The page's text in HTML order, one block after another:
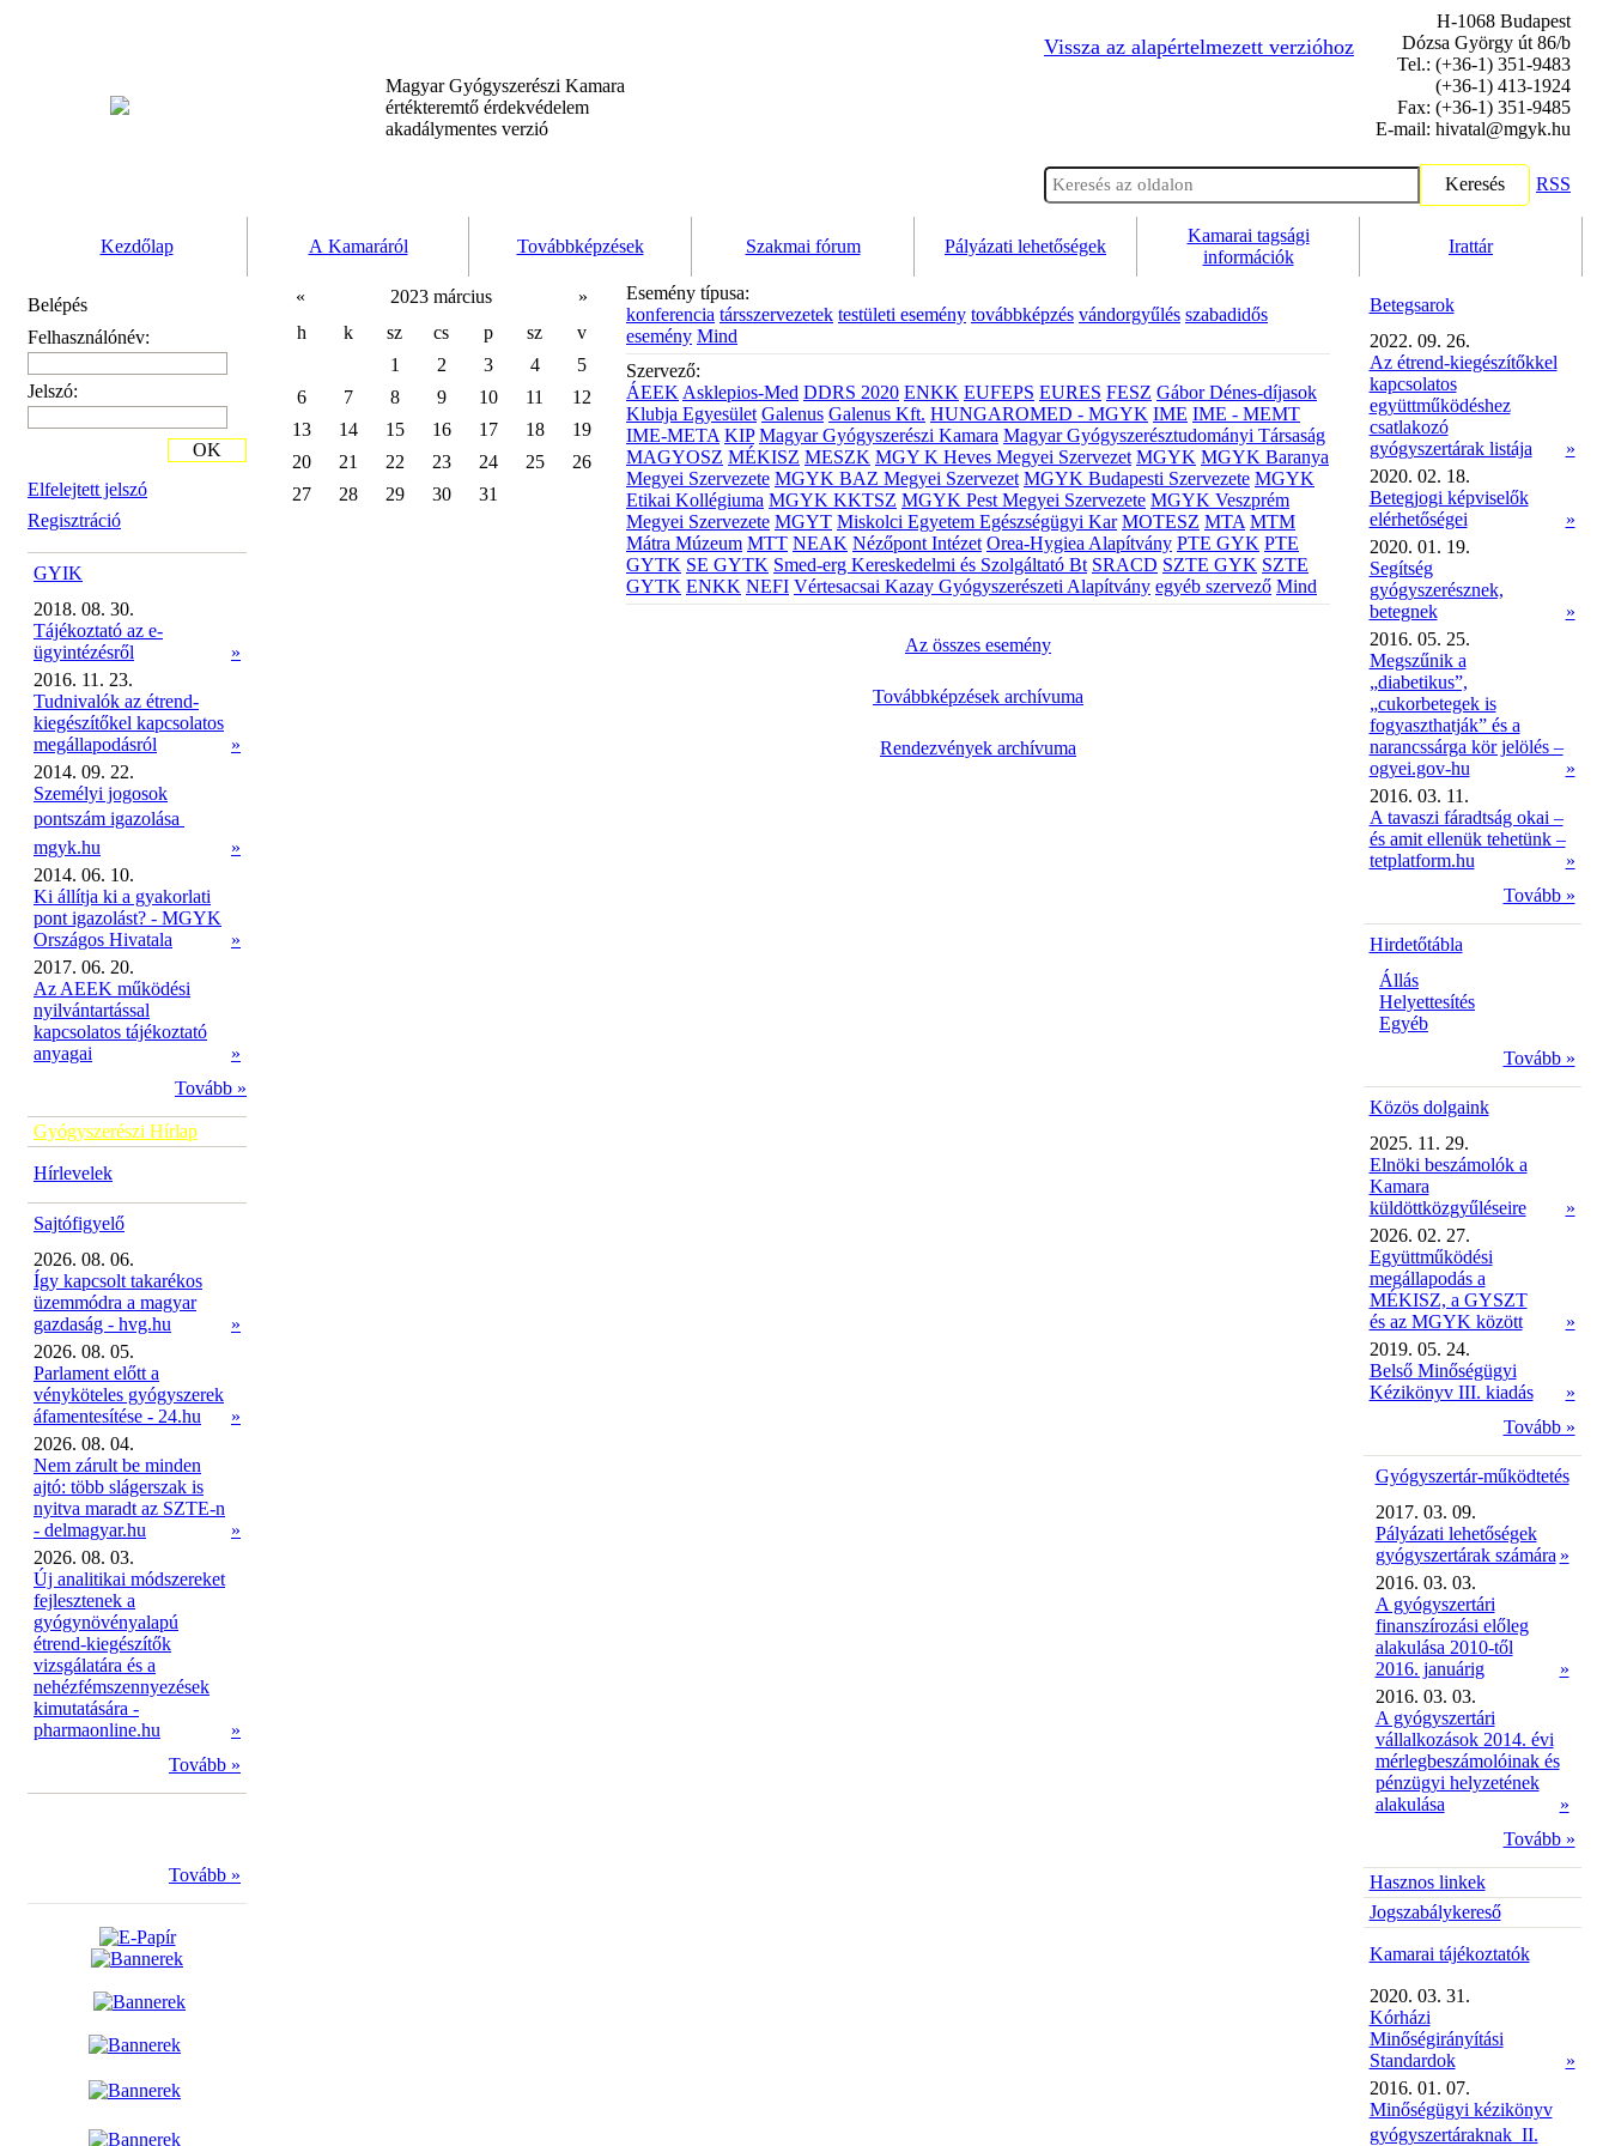
Magyar Gyógyszerészi Kamara
értékteremtő érdekvédelem
akadálymentes verzió
Vissza az alapértelmezett verzióhoz
H-1068 Budapest
Dózsa György út 86/b
Tel.: (+36-1) 351-9483
(+36-1) 413-1924
Fax: (+36-1) 351-9485
E-mail: hivatal@mgyk.hu
Keresés RSS
Kezdőlap A Kamaráról Továbbképzések Szakmai fórum Pályázati lehetőségek
Kamarai tagsági
információk
Irattár
Belépés
Felhasználónév:
Jelszó:
Elfelejtett jelszó
Regisztráció
OK
GYIK
2018. 08. 30.
Tájékoztató az e-
ügyintézésről
»
2016. 11. 23.
Tudnivalók az étrend-
kiegészítőkel kapcsolatos
megállapodásról
»
2014. 09. 22.
Személyi jogosok
pontszám igazolása 
mgyk.hu
»
2014. 06. 10.
Ki állítja ki a gyakorlati
pont igazolást? - MGYK
Országos Hivatala
»
2017. 06. 20.
Az AEEK működési
nyilvántartással
kapcsolatos tájékoztató
anyagai
»
Tovább »
Gyógyszerészi Hírlap
Hírlevelek
Sajtófigyelő
2026. 08. 06.
Így kapcsolt takarékos
üzemmódra a magyar
gazdaság - hvg.hu
»
2026. 08. 05.
Parlament előtt a
vényköteles gyógyszerek
áfamentesítése - 24.hu
»
2026. 08. 04.
Nem zárult be minden
ajtó: több slágerszak is
nyitva maradt az SZTE-n
- delmagyar.hu
»
2026. 08. 03.
Új analitikai módszereket
fejlesztenek a
gyógynövényalapú
étrend-kiegészítők
vizsgálatára és a
nehézfémszennyezések
kimutatására -
pharmaonline.hu
»
Tovább »
Tovább »
« 2023 március
»
h
k sz cs p sz
v
1
2 3 4
5
6
7 8 9 10 11
12
13
14 15 16 17 18
19
20
21 22 23 24 25
26
27
28 29 30 31
Esemény típusa:
konferencia társszervezetek testületi esemény továbbképzés vándorgyűlés szabadidős
esemény Mind
Szervező:
ÁEEK Asklepios-Med DDRS 2020 ENKK EUFEPS EURES FESZ Gábor Dénes-díjasok
Klubja Egyesület Galenus Galenus Kft. HUNGAROMED - MGYK IME IME - MEMT
IME-META KIP Magyar Gyógyszerészi Kamara Magyar Gyógyszerésztudományi Társaság
MAGYOSZ MÉKISZ MESZK MGY K Heves Megyei Szervezet MGYK MGYK Baranya
Megyei Szervezete MGYK BAZ Megyei Szervezet MGYK Budapesti Szervezete MGYK
Etikai Kollégiuma MGYK KKTSZ MGYK Pest Megyei Szervezete MGYK Veszprém
Megyei Szervezete MGYT Miskolci Egyetem Egészségügyi Kar MOTESZ MTA MTM
Mátra Múzeum MTT NEAK Nézőpont Intézet Orea-Hygiea Alapítvány PTE GYK PTE
GYTK SE GYTK Smed-erg Kereskedelmi és Szolgáltató Bt SRACD SZTE GYK SZTE
GYTK ENKK NEFI Vértesacsai Kazay Gyógyszerészeti Alapítvány egyéb szervező Mind
Az összes esemény
Továbbképzések archívuma
Rendezvények archívuma
Betegsarok
2022. 09. 26.
Az étrend-kiegészítőkkel
kapcsolatos
együttműködéshez
csatlakozó
gyógyszertárak listája
»
2020. 02. 18.
Betegjogi képviselők
elérhetőségei
»
2020. 01. 19.
Segítség
gyógyszerésznek,
betegnek
»
2016. 05. 25.
Megszűnik a
„diabetikus”,
„cukorbetegek is
fogyaszthatják” és a
narancssárga kör jelölés –
ogyei.gov-hu
»
2016. 03. 11.
A tavaszi fáradtság okai –
és amit ellenük tehetünk –
tetplatform.hu
»
Tovább »
Hirdetőtábla
Állás
Helyettesítés
Egyéb
Tovább »
Közös dolgaink
2025. 11. 29.
Elnöki beszámolók a
Kamara
küldöttközgyűléseire
»
2026. 02. 27.
Együttműködési
megállapodás a
MÉKISZ, a GYSZT
és az MGYK között
»
2019. 05. 24.
Belső Minőségügyi
Kézikönyv III. kiadás
»
Tovább »
Gyógyszertár-működtetés
2017. 03. 09.
Pályázati lehetőségek
gyógyszertárak számára »
2016. 03. 03.
A gyógyszertári
finanszírozási előleg
alakulása 2010-től
2016. januárig
»
2016. 03. 03.
A gyógyszertári
vállalkozások 2014. évi
mérlegbeszámolóinak és
pénzügyi helyzetének
alakulása
»
Tovább »
Hasznos linkek
Jogszabálykereső
Kamarai tájékoztatók
2020. 03. 31.
Kórházi
Minőségirányítási
Standardok
»
2016. 01. 07.
Minőségügyi kézikönyv
gyógyszertáraknak  II.